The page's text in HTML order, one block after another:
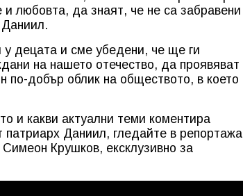
любовта, да знаят, че не са забравени
Даниил.
у децата и сме убедени, че ще ги
на нашето отечество, да проявяват
по-добър облик на обществото, в което
и какви актуални теми коментира
патриарх Даниил, гледайте в репортажа
Крушков, ексклузивно за